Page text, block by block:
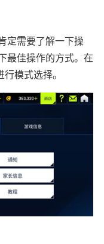
定需要了解一下操
最佳操作的方式。在
模式选择。